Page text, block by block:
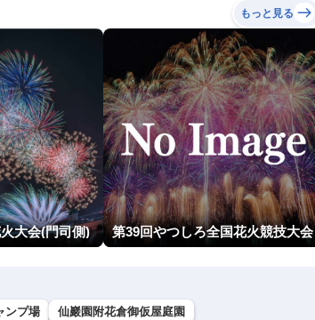
もっと見る
大会(門司側) 第39回やつしろ全国花火競技大会
ンプ場
仙巖園附花倉御仮屋庭園